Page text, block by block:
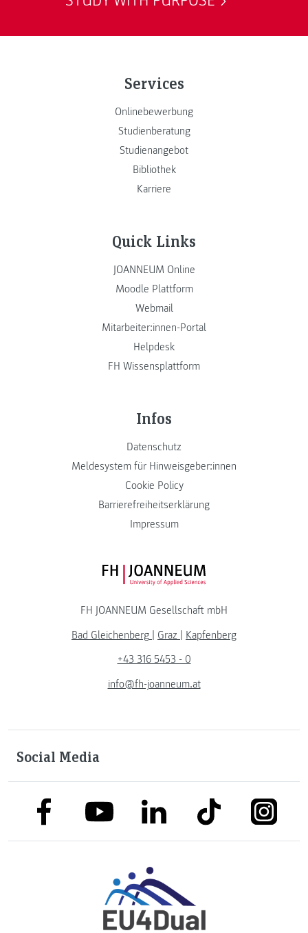
Services
Onlinebewerbung
Studienberatung
Studienangebot
Bibliothek
Karriere
Quick Links
JOANNEUM Online
Moodle Plattform
Webmail
Mitarbeiter:innen-Portal
Helpdesk
FH Wissensplattform
Infos
Datenschutz
Meldesystem für Hinweisgeber:innen
Cookie Policy
Barrierefreiheitserklärung
Impressum
FH JOANNEUM Logo
FH JOANNEUM Gesellschaft mbH
Bad Gleichenberg | Graz | Kapfenberg
+43 316 5453 - 0
info@fh-joanneum.at
Social Media
link to facebooklink to youtubelink to linkedinlink to tiktok link to